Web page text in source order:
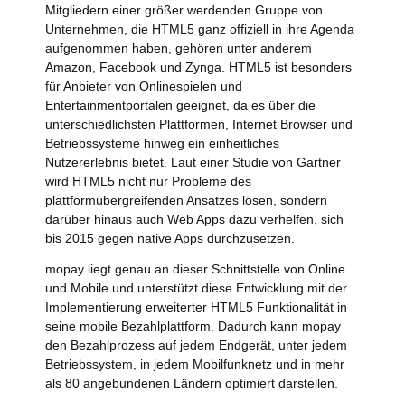
Mitgliedern einer größer werdenden Gruppe von
Unternehmen, die HTML5 ganz offiziell in ihre Agenda
aufgenommen haben, gehören unter anderem
Amazon, Facebook und Zynga. HTML5 ist besonders
für Anbieter von Onlinespielen und
Entertainmentportalen geeignet, da es über die
unterschiedlichsten Plattformen, Internet Browser und
Betriebssysteme hinweg ein einheitliches
Nutzererlebnis bietet. Laut einer Studie von Gartner
wird HTML5 nicht nur Probleme des
plattformübergreifenden Ansatzes lösen, sondern
darüber hinaus auch Web Apps dazu verhelfen, sich
bis 2015 gegen native Apps durchzusetzen.
mopay liegt genau an dieser Schnittstelle von Online
und Mobile und unterstützt diese Entwicklung mit der
Implementierung erweiterter HTML5 Funktionalität in
seine mobile Bezahlplattform. Dadurch kann mopay
den Bezahlprozess auf jedem Endgerät, unter jedem
Betriebssystem, in jedem Mobilfunknetz und in mehr
als 80 angebundenen Ländern optimiert darstellen.